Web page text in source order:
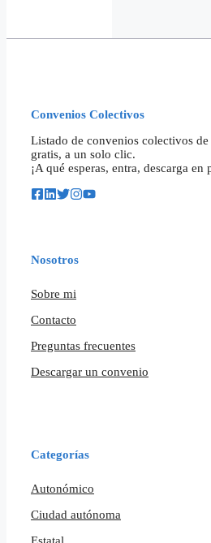
Convenios Colectivos
Listado de convenios colectivos de
gratis, a un solo clic.
¡A qué esperas, entra, descarga
Nosotros
Sobre mi
Contacto
Preguntas frecuentes
Descargar un convenio
Categorías
Autonómico
Ciudad autónoma